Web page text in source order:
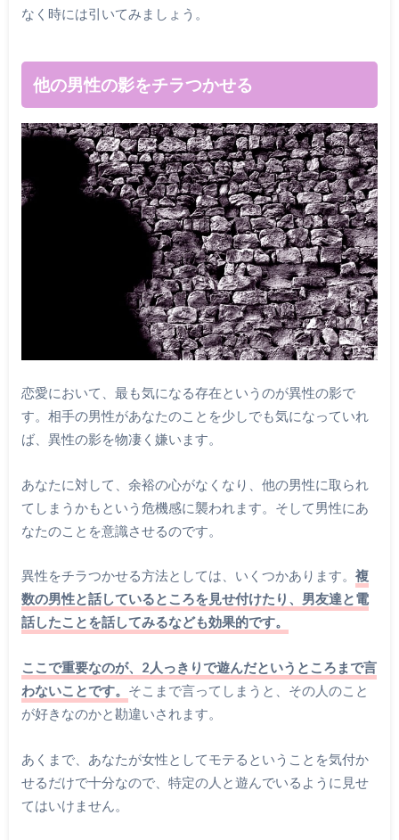
なく時には引いてみましょう。
他の男性の影をチラつかせる
恋愛において、最も気になる存在というのが異性の影で
す。相手の男性があなたのことを少しでも気になっていれ
ば、異性の影を物凄く嫌います。
あなたに対して、余裕の心がなくなり、他の男性に取られ
てしまうかもという危機感に襲われます。そして男性にあ
なたのことを意識させるのです。
異性をチラつかせる方法としては、いくつかあります。 複
数の男性と話しているところを見せ付けたり、男友達と電
話したことを話してみるなども効果的です。
ここで重要なのが、2人っきりで遊んだというところまで言
わないことです。 そこまで言ってしまうと、その人のこと
が好きなのかと勘違いされます。
あくまで、あなたが女性としてモテるということを気付か
せるだけで十分なので、特定の人と遊んでいるように見せ
てはいけません。